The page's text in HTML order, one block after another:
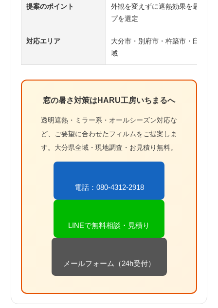
提案のポイント
外観を変えずに遮熱効果を最大化
プを選定
対応エリア
大分市・別府市・杵築市・臼杵市
域
窓の暑さ対策はHARU工房いちまるへ
透明遮熱・ミラー系・オールシーズン対応な
ど、ご要望に合わせたフィルムをご提案しま
す。大分県全域・現地調査・お見積り無料。
電話：080-4312-2918
LINEで無料相談・見積り
メールフォーム（24h受付）